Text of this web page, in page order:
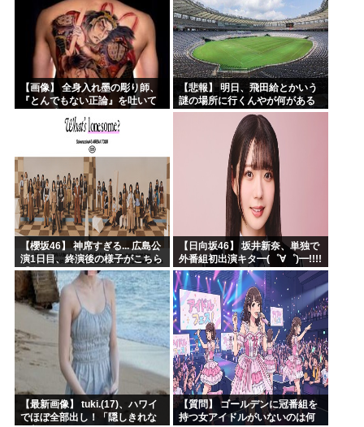
【画像】 全身入れ墨の彫り師、
『とんでもない正論』を吐いて
【悲報】 明日、飛田給とかいう
謎の場所に行くんやが何がある
んや????・・・・・・・・・
【櫻坂46】 神席すぎる... 広島公
演1日目、終演後の様子がこちら
【全国ツアー2026 What’s
lonesome?】
【日向坂46】 坂井新奈、単独で
外番組初出演キタ━(゜∀゜)━!!!!
【最新画像】 tuki.(17)、ハワイ
でほぼ全部出し！「隠しきれな
【質問】 ゴールデンに冠番組を
持つ女アイドルがいないのは何